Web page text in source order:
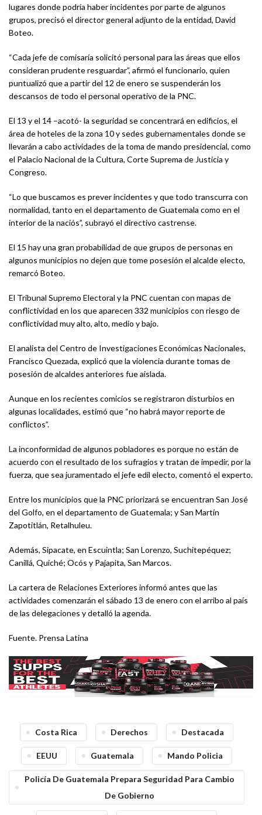
lugares donde podría haber incidentes por parte de algunos
grupos, precisó el director general adjunto de la entidad, David
Boteo.
“Cada jefe de comisaría solicitó personal para las áreas que ellos
consideran prudente resguardar”, afirmó el funcionario, quien
puntualizó que a partir del 12 de enero se suspenderán los
descansos de todo el personal operativo de la PNC.
El 13 y el 14 –acotó- la seguridad se concentrará en edificios, el
área de hoteles de la zona 10 y sedes gubernamentales donde se
llevarán a cabo actividades de la toma de mando presidencial, como
el Palacio Nacional de la Cultura, Corte Suprema de Justicia y
Congreso.
“Lo que buscamos es prever incidentes y que todo transcurra con
normalidad, tanto en el departamento de Guatemala como en el
interior de la naciós”, subrayó el directivo castrense.
El 15 hay una gran probabilidad de que grupos de personas en
algunos municipios no dejen que tome posesión el alcalde electo,
remarcó Boteo.
El Tribunal Supremo Electoral y la PNC cuentan con mapas de
conflictividad en los que aparecen 332 municipios con riesgo de
conflictividad muy alto, alto, medio y bajo.
El analista del Centro de Investigaciones Económicas Nacionales,
Francisco Quezada, explicó que la violencia durante tomas de
posesión de alcaldes anteriores fue aislada.
Aunque en los recientes comicios se registraron disturbios en
algunas localidades, estimó que “no habrá mayor reporte de
conflictos”.
La inconformidad de algunos pobladores es porque no están de
acuerdo con el resultado de los sufragios y tratan de impedir, por la
fuerza, que sea juramentado el jefe edil electo, comentó el experto.
Entre los municipios que la PNC priorizará se encuentran San José
del Golfo, en el departamento de Guatemala; y San Martín
Zapotitlán, Retalhuleu.
Además, Sipacate, en Escuintla; San Lorenzo, Suchitepéquez;
Canillá, Quiché; Ocós y Pajapita, San Marcos.
La cartera de Relaciones Exteriores informó antes que las
actividades comenzarán el sábado 13 de enero con el arribo al país
de las delegaciones y detalló la agenda.
Fuente. Prensa Latina
Costa Rica Derechos Destacada
EEUU Guatemala Mando Policia
Policía De Guatemala Prepara Seguridad Para Cambio
De Gobierno